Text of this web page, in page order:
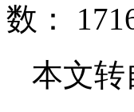
数：
本文转